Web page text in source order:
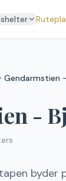
Gendarmstien
-
byder